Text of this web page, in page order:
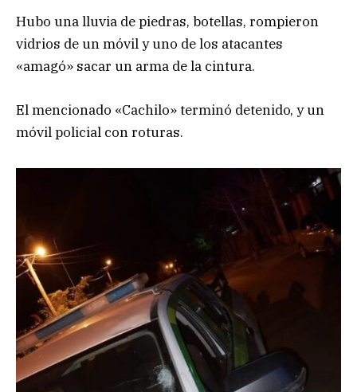
Hubo una lluvia de piedras, botellas, rompieron
vidrios de un móvil y uno de los atacantes
«amagó» sacar un arma de la cintura.
El mencionado «Cachilo» terminó detenido, y un
móvil policial con roturas.